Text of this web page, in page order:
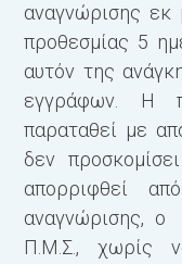
αναγνώρισης
προθεσμίας 5
αυτόν της
εγγράφων. Η
παραταθεί με
δεν
απορριφθεί
αναγνώρισης, ο
Π.Μ.Σ., χωρίς